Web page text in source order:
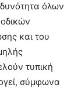
όλων
και του
τυπική
σύμφωνα